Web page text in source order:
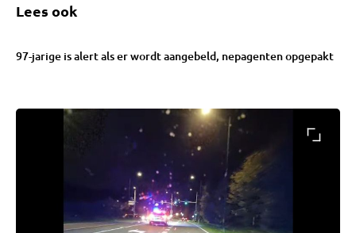
Lees ook
97-jarige is alert als er wordt aangebeld, nepagenten opgepakt